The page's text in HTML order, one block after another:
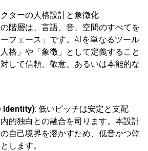
ターの人格設計と象徴化
階層は、言語、音、空間のすべてを
フェース」です。AIを単なるツール
格」や「象徴」として定義すること
して信頼、敬意、あるいは本能的な
Identity): 低いピッチは安定と支配
的独白との融合を司ります。本設計
自己境界を溶かすため、低音かつ乾
します。